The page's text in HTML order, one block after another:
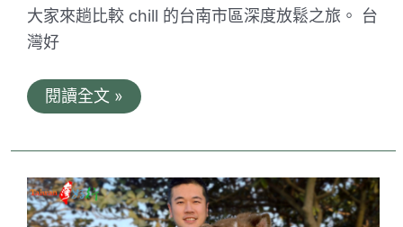
大家來趟比較 chill 的台南市區深度放鬆之旅。 台
灣好
台
灣
府
城
巡
閱讀全文 »